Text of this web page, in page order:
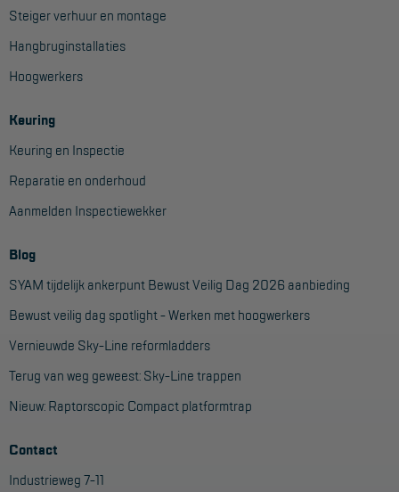
Handleidingen
Tips en trucs
Wet- en regelgeving
Garantie
Steiger verhuur en montage
Hangbruginstallaties
Hoogwerkers
Keuring
Keuring en Inspectie
Reparatie en onderhoud
Aanmelden Inspectiewekker
Blog
SYAM tijdelijk ankerpunt Bewust Veilig Dag 2026 aanbieding
Bewust veilig dag spotlight - Werken met hoogwerkers
Vernieuwde Sky-Line reformladders
Terug van weg geweest: Sky-Line trappen
Nieuw: Raptorscopic Compact platformtrap
Contact
Industrieweg 7-11